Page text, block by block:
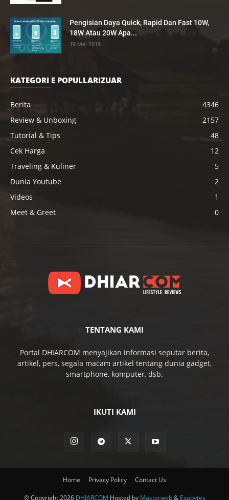
Pengisian Daya Quick, Rapid Dan Fast 10W,
18W Atau 20W Apa...
19 Mei 2019
KATEGORI E POPULLARIZUAR
Berita
4346
Review & Unboxing
2157
Tutorial & Tips
48
Cek Harga
12
Traveling & Kuliner
5
Dunia Youtube
2
Videos
1
Meet & Greet
0
TENTANG KAMI
Portal DHIARCOM menyajikan informasi seputar berita,
artikel, pers, segala macam artikel tentang dunia gadget,
smartphone, komputer, dsb.
IKUTI KAMI
Home Privacy Policy Contact Us
© Copyright 2026 DHIARCOM Hosted by Masterweb& Exabytes